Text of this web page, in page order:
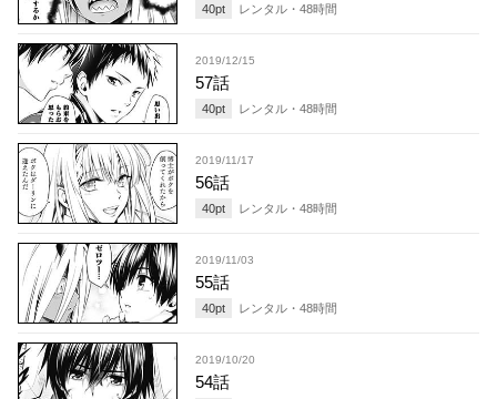
40pt レンタル・ 48時間
2019/12/15
57話
40pt レンタル・ 48時間
2019/11/17
56話
40pt レンタル・ 48時間
2019/11/03
55話
40pt レンタル・ 48時間
2019/10/20
54話